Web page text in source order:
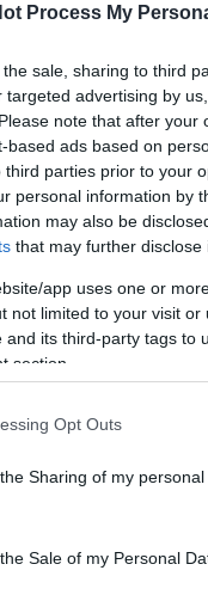
Process My
sale, sharing to third
advertising by
note that after
based ads based on
third parties prior to your
personal information by
may also be
that may further disclose
app uses one or
not limited to your visit
and its third-party tags to
section.
Opt Outs
Sharing of my personal
Sale of my Personal